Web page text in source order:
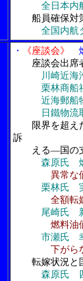
全日本
船員確保対
全国内
・ 《座談会》
座談会出席
川崎近
栗林商船社
近海郵船物
日鐵物流取
限界を超え
訴
える―国の支
森原氏
異常な
栗林氏
全額転
尾崎氏
燃料油
市瀬氏
下がら
転嫁状況と
森原氏